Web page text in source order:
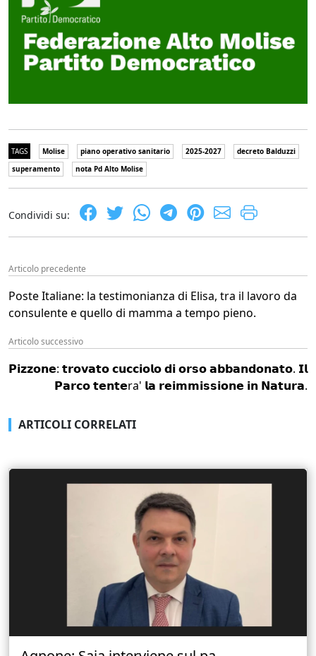
TAGS Molise piano operativo sanitario 2025-2027
decreto Balduzzi
superamento
nota Pd Alto Molise
Condividi su:
Articolo precedente
Poste Italiane: la testimonianza di Elisa, tra il lavoro da
consulente e quello di mamma a tempo pieno.
Articolo successivo
𝗣𝗶𝘇𝘇𝗼𝗻𝗲: 𝘁𝗿𝗼𝘃𝗮𝘁𝗼 𝗰𝘂𝗰𝗰𝗶𝗼𝗹𝗼 𝗱𝗶 𝗼𝗿𝘀𝗼 𝗮𝗯𝗯𝗮𝗻𝗱𝗼𝗻𝗮𝘁𝗼. 𝗜𝗹
𝗣𝗮𝗿𝗰𝗼 𝘁𝗲𝗻𝘁𝗲ra' 𝗹𝗮 𝗿𝗲𝗶𝗺𝗺𝗶𝘀𝘀𝗶𝗼𝗻𝗲 𝗶𝗻 𝗡𝗮𝘁𝘂𝗿𝗮.
ARTICOLI CORRELATI